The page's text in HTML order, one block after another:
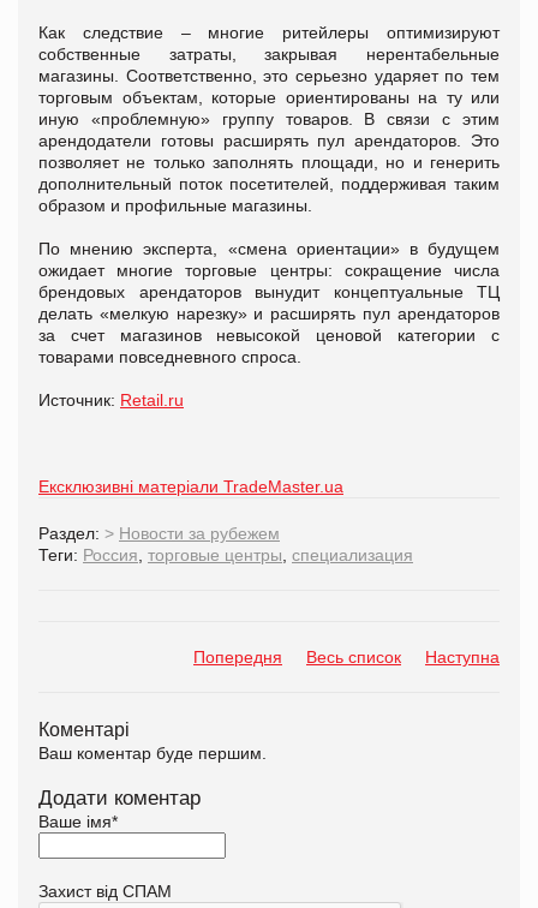
Как следствие – многие ритейлеры оптимизируют
собственные затраты, закрывая нерентабельные
магазины. Соответственно, это серьезно ударяет по тем
торговым объектам, которые ориентированы на ту или
иную «проблемную» группу товаров. В связи с этим
арендодатели готовы расширять пул арендаторов. Это
позволяет не только заполнять площади, но и генерить
дополнительный поток посетителей, поддерживая таким
образом и профильные магазины.
По мнению эксперта, «смена ориентации» в будущем
ожидает многие торговые центры: сокращение числа
брендовых арендаторов вынудит концептуальные ТЦ
делать «мелкую нарезку» и расширять пул арендаторов
за счет магазинов невысокой ценовой категории с
товарами повседневного спроса.
Источник: Retail.ru
Ексклюзивні матеріали TradeMaster.ua
Раздел: > Новости за рубежем
Теги: Россия торговые центры специализация
Попередня Весь список Наступна
Коментарі
Ваш коментар буде першим.
Додати коментар
Ваше імя*
Захист від СПАМ